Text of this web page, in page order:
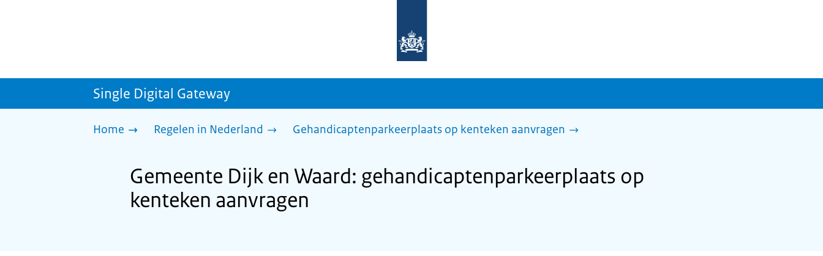
homepage
sdg.rijksoverheid.nl
Single Digital Gateway
Home Regelen in Nederland Gehandicaptenparkeerplaats op kenteken aanvragen
Gemeente Dijk en Waard: gehandicaptenparkeerplaats op
kenteken aanvragen